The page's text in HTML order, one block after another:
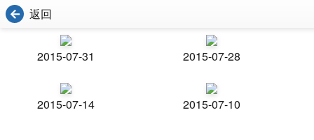
返回
2015-07-31 2015-07-28
2015-07-14 2015-07-10